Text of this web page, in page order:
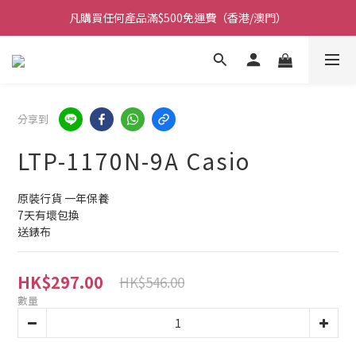
凡購買任何產品滿$500免運費（香港/澳門）
凡購買任何產品滿$500免運費（香港/澳門）
門市大量現貨超過三千款手錶 歡迎光臨
凡購買任何產品滿$500免運費（香港/澳門）
分享到
LTP-1170N-9A Casio
原裝行貨 一年保養
7天有壞包換
送錶布
HK$297.00 HK$546.00
數量